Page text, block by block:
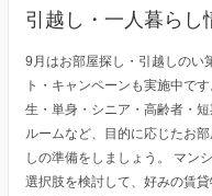
引越し・一人暮らし
9月はお部屋探し・引越しのい
ト・キャンペーンも実施中で
生・単身・シニア・高齢者・
ルームなど、目的に応じたお
しの準備をしましょう。 マン
選択肢を検討して、好みの賃